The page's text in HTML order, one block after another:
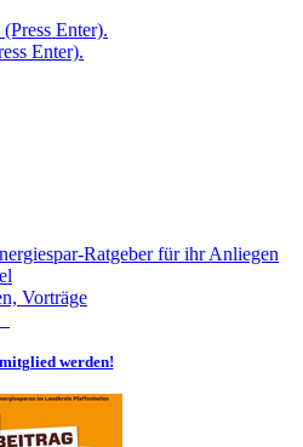
Enter).
Enter).
Ratgeber für ihr Anliegen
Vorträge
werden!